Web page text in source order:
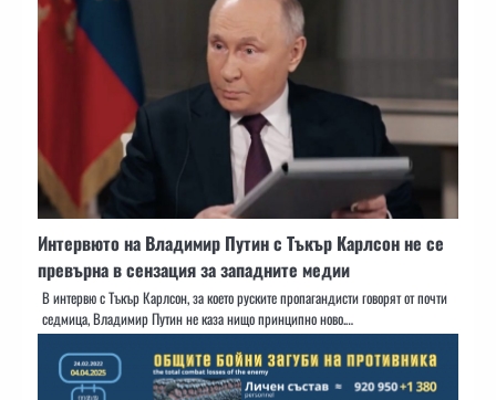
Интервюто на Владимир Путин с Тъкър Карлсон не се
превърна в сензация за западните медии
В интервю с Тъкър Карлсон, за което руските пропагандисти говорят от почти
седмица, Владимир Путин не каза нищо принципно ново.…